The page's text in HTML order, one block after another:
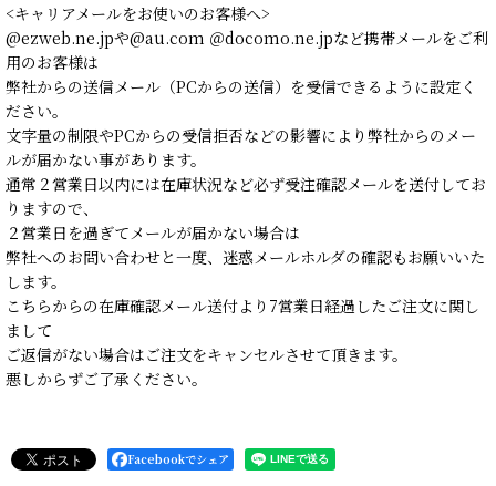
<キャリアメールをお使いのお客様へ>
@ezweb.ne.jpや@au.com ＠docomo.ne.jpなど携帯メールをご利
用のお客様は
弊社からの送信メール（PCからの送信）を受信できるように設定く
ださい。
文字量の制限やPCからの受信拒否などの影響により弊社からのメー
ルが届かない事があります。
通常２営業日以内には在庫状況など必ず受注確認メールを送付してお
りますので、
２営業日を過ぎてメールが届かない場合は
弊社へのお問い合わせと一度、迷惑メールホルダの確認もお願いいた
します。
こちらからの在庫確認メール送付より7営業日経過したご注文に関し
まして
ご返信がない場合はご注文をキャンセルさせて頂きます。
悪しからずご了承ください。
Facebookでシェア